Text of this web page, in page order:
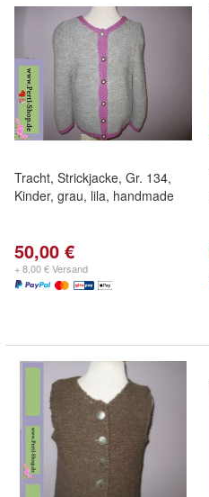
Tracht, Strickjacke, Gr. 134,
Kinder, grau, lila, handmade
50,00 €
+ 8,00 € Versand